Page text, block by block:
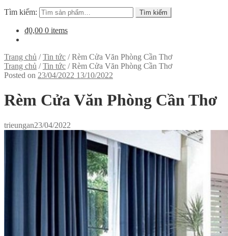
Tìm kiếm: Tìm kiếm
₫0,00 0 items
Trang chủ /Tin tức /Rèm Cửa Văn Phòng Cần Thơ
Trang chủ /Tin tức /Rèm Cửa Văn Phòng Cần Thơ
Posted on 23/04/2022 13/10/2022
Rèm Cửa Văn Phòng Cần Thơ
trieungan23/04/2022